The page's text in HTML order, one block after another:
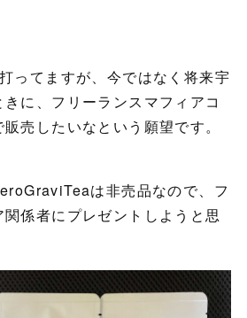
ってますが、今ではなく将来宇
に、フリーランスマフィアコ
売したいなという願望です。
は非売品なので、フ
係者にプレゼントしようと思